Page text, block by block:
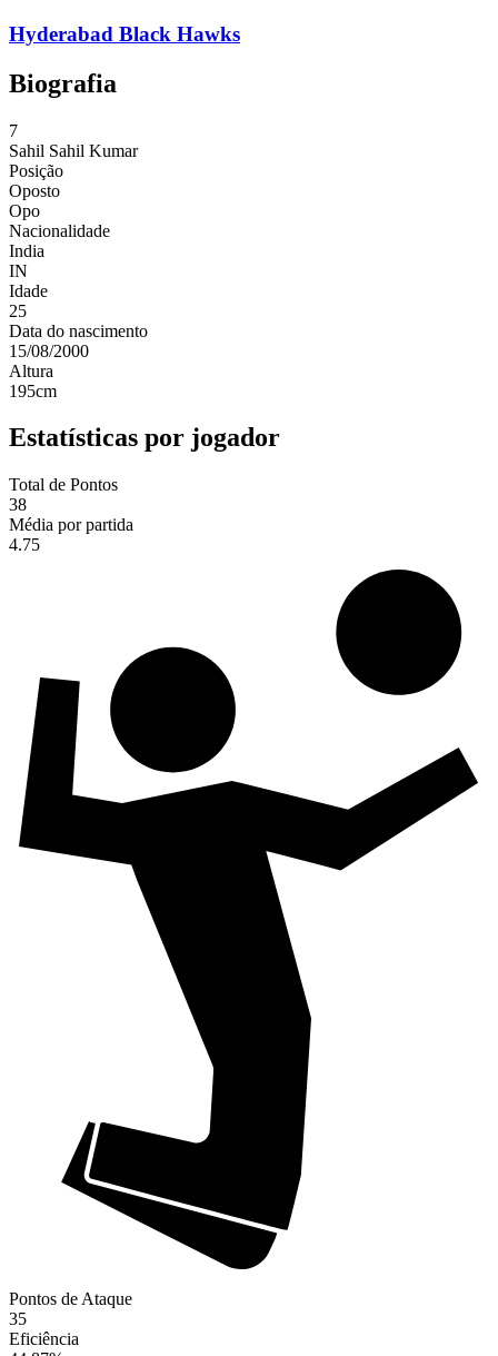
Hyderabad Black Hawks
Biografia
7
Sahil Sahil Kumar
Posição
Oposto
Opo
Nacionalidade
India
IN
Idade
25
Data do nascimento
15/08/2000
Altura
195cm
Estatísticas por jogador
Total de Pontos
38
Média por partida
4.75
Pontos de Ataque
35
Eficiência